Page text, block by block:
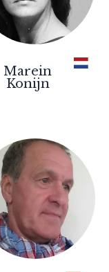
Marein
Konijn